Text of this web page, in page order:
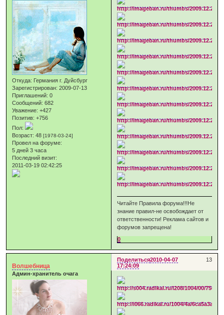
Откуда: Германия г. Дуйсбург
Зарегистрирован: 2009-07-13
Приглашений: 0
Сообщений: 682
Уважение: +427
Позитив: +756
Пол:
Возраст: 48[1978-03-24]
Провел на форуме:
5 дней 3 часа
Последний визит:
2011-03-19 02:42:25
Читайте Правила форума!!!Не
знание правил-не освобождает от
ответственности! Реклама сайтов и
форумов запрещена!
0
Поделиться 13
2010-04-07
17:24:09
Волшебница
Админ-хранитель очага